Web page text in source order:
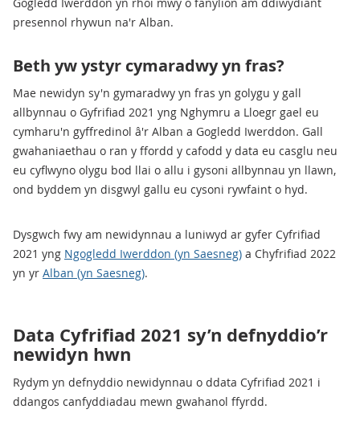
presennol rhywun na'r Alban.
Beth yw ystyr cymaradwy yn fras?
Mae newidyn sy'n gymaradwy yn fras yn golygu y gall
allbynnau o Gyfrifiad 2021 yng Nghymru a Lloegr gael eu
cymharu'n gyffredinol â'r Alban a Gogledd Iwerddon. Gall
gwahaniaethau o ran y ffordd y cafodd y data eu casglu neu
eu cyflwyno olygu bod llai o allu i gysoni allbynnau yn llawn,
ond byddem yn disgwyl gallu eu cysoni rywfaint o hyd.
Dysgwch fwy am newidynnau a luniwyd ar gyfer Cyfrifiad
2021 yng Ngogledd Iwerddon (yn Saesneg) a Chyfrifiad 2022
yn yr Alban (yn Saesneg).
Data Cyfrifiad 2021 sy’n defnyddio’r
newidyn hwn
Rydym yn defnyddio newidynnau o ddata Cyfrifiad 2021 i
ddangos canfyddiadau mewn gwahanol ffyrdd.